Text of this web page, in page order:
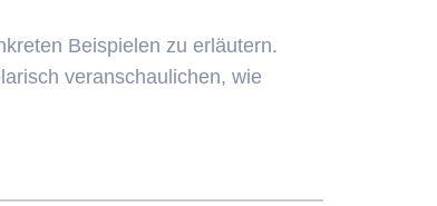
Beispielen zu erläutern.
veranschaulichen, wie